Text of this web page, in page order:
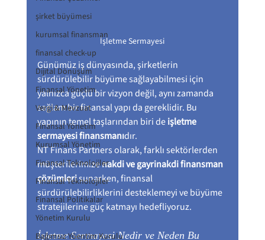
şirket büyümesi
kurumsal finansman
finansal check-up
Dijital Dönüşüm
Finansal Yönetim
Vergi & Mevzuat
Finansal Yönetim
Kurumsal Yönetim
Finansal Teknolojiler
Finansal Teknolojiler
Finansal Politikalar
Yönetim Kurulu
Bağımsız Yöentim Kurulu
İşletme Sermayesi
Günümüz iş dünyasında, şirketlerin
sürdürülebilir büyüme sağlayabilmesi için
yalnızca güçlü bir vizyon değil, aynı zamanda
sağlam bir finansal yapı da gereklidir. Bu
yapının temel taşlarından biri de işletme
sermayesi finansmanıdır.
NT Finans Partners olarak, farklı sektörlerden
müşterilerimize nakdi ve gayrinakdi finansman
çözümleri sunarken, finansal
sürdürülebilirliklerini desteklemeyi ve büyüme
stratejilerine güç katmayı hedefliyoruz.
İşletme Sermayesi Nedir ve Neden Bu